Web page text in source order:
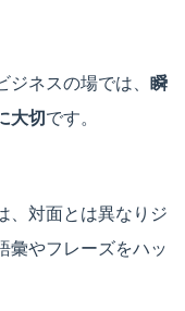
ネスの場では、 瞬
大切です。
、対面とは異なりジ
彙やフレーズをハッ